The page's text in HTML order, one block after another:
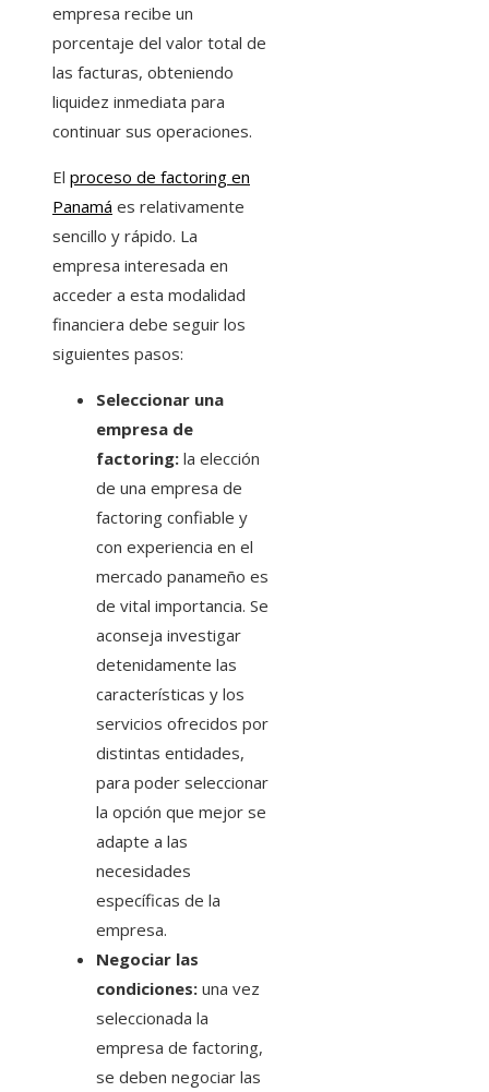
empresa recibe un
porcentaje del valor total de
las facturas, obteniendo
liquidez inmediata para
continuar sus operaciones.
El proceso de factoring en
Panamá es relativamente
sencillo y rápido. La
empresa interesada en
acceder a esta modalidad
financiera debe seguir los
siguientes pasos:
Seleccionar una
empresa de
factoring: la elección
de una empresa de
factoring confiable y
con experiencia en el
mercado panameño es
de vital importancia. Se
aconseja investigar
detenidamente las
características y los
servicios ofrecidos por
distintas entidades,
para poder seleccionar
la opción que mejor se
adapte a las
necesidades
específicas de la
empresa.
Negociar las
condiciones: una vez
seleccionada la
empresa de factoring,
se deben negociar las